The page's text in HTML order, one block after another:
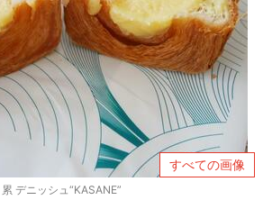
すべての画像
累 デニッシュ“KASANE”